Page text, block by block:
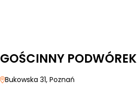
GOŚCINNY PODWÓREK
Bukowska 31, Poznań